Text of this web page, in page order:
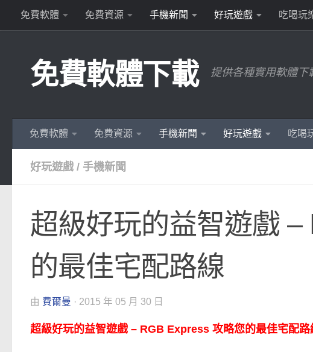
Skip to content
免費軟體 免費資源 手機新聞 好玩遊戲 吃喝玩
免費軟體下載 提供各種實用軟體下
免費軟體 免費資源 手機新聞 好玩遊戲 吃喝
好玩遊戲 / 手機新聞
超級好玩的益智遊戲
的最佳宅配路線
由 費爾曼 · 2015 年 05 月 30 日
超級好玩的益智遊戲 – RGB Express 攻略您的最佳宅配路